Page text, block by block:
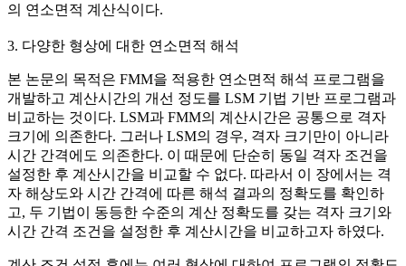
의 연소면적 계산식이다.
3. 다양한 형상에 대한 연소면적 해석
본 논문의 목적은 FMM을 적용한 연소면적 해석 프로그램을
개발하고 계산시간의 개선 정도를 LSM 기법 기반 프로그램과
비교하는 것이다. LSM과 FMM의 계산시간은 공통으로 격자
크기에 의존한다. 그러나 LSM의 경우, 격자 크기만이 아니라
시간 간격에도 의존한다. 이 때문에 단순히 동일 격자 조건을
설정한 후 계산시간을 비교할 수 없다. 따라서 이 장에서는 격
자 해상도와 시간 간격에 따른 해석 결과의 정확도를 확인하
고, 두 기법이 동등한 수준의 계산 정확도를 갖는 격자 크기와
시간 간격 조건을 설정한 후 계산시간을 비교하고자 하였다.